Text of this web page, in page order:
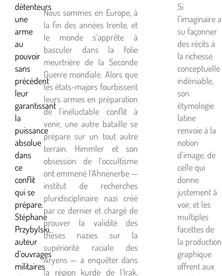
détenteurs
une
arme
au
pouvoir
sans
précédent
leur
garantissant
la
puissance
absolue
dans
ce
conflit
qui se
prépare.
Stéphane
Przybylski,
auteur
d’ouvrages
militaires
Nous sommes en Europe, à
la fin des années trente, et
le monde s’apprête à
basculer dans la folie
meurtrière de la Seconde
Guerre mondiale. Alors que
les états-majors fourbissent
leurs armes en préparation
de l’inéluctable conflit à
venir, une autre bataille se
prépare sur un tout autre
terrain. Himmler et son
obsession de l’occultisme
ont emmené l’Ahnenerbe —
institut de recherches
pluridisciplinaire nazi créé
par ce dernier et chargé de
prouver la validité des
thèses nazies sur la
supériorité raciale des
Aryens — à enquêter dans
la région kurde de l’Irak,
Si
l’imaginaire a
su façonner
des récits à
la richesse
conceptuelle
indéniable,
son
étymologie
latine
renvoie à la
notion
d’image, de
celle qui
donne
justement à
voir, et les
multiples
facettes de
la production
graphique
offrent aux